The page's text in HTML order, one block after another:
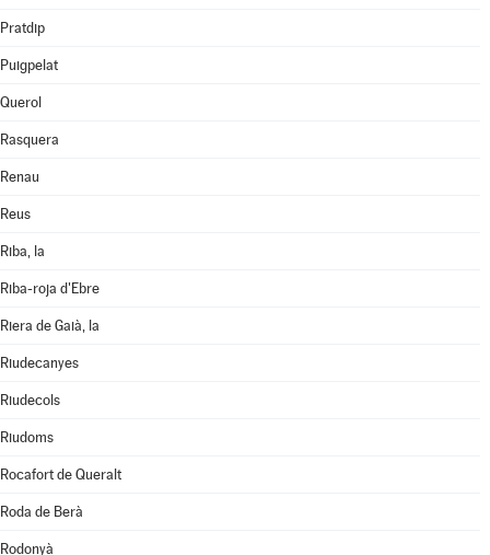
Pratdip
Puigpelat
Querol
Rasquera
Renau
Reus
Riba, la
Riba-roja d'Ebre
Riera de Gaià, la
Riudecanyes
Riudecols
Riudoms
Rocafort de Queralt
Roda de Berà
Rodonyà